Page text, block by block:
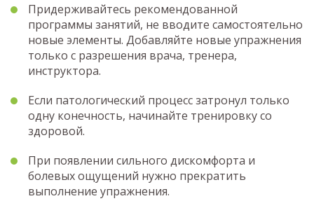
Придерживайтесь рекомендованной
программы занятий, не вводите самостоятельно
новые элементы. Добавляйте новые упражнения
только с разрешения врача, тренера,
инструктора.
Если патологический процесс затронул только
одну конечность, начинайте тренировку со
здоровой.
При появлении сильного дискомфорта и
болевых ощущений нужно прекратить
выполнение упражнения.